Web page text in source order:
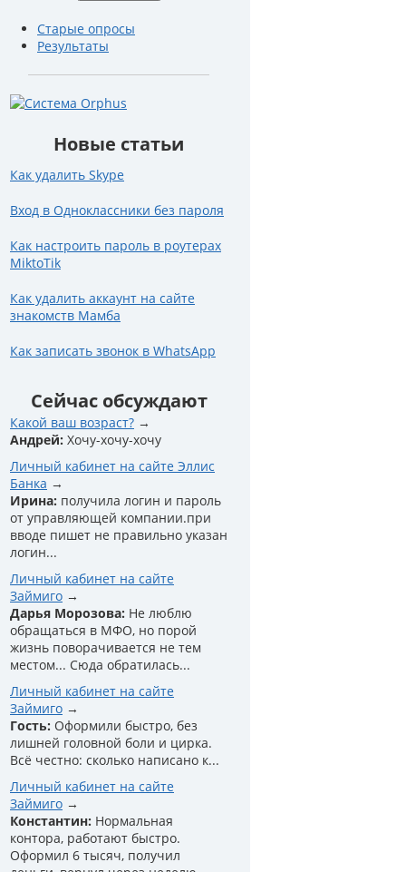
Старые опросы
Результаты
Новые статьи
Как удалить Skype
Вход в Одноклассники без пароля
Как настроить пароль в роутерах
MiktoTik
Как удалить аккаунт на сайте
знакомств Мамба
Как записать звонок в WhatsApp
Сейчас обсуждают
Какой ваш возраст?
Андрей: Хочу-хочу-хочу
Личный кабинет на сайте Эллис
Банка
Ирина: получила логин и пароль
от управляющей компании.при
вводе пишет не правильно указан
логин...
Личный кабинет на сайте
Займиго
Дарья Морозова: Не люблю
обращаться в МФО, но порой
жизнь поворачивается не тем
местом... Сюда обратилась...
Личный кабинет на сайте
Займиго
Гость: Оформили быстро, без
лишней головной боли и цирка.
Всё честно: сколько написано к...
Личный кабинет на сайте
Займиго
Константин: Нормальная
контора, работают быстро.
Оформил 6 тысяч, получил